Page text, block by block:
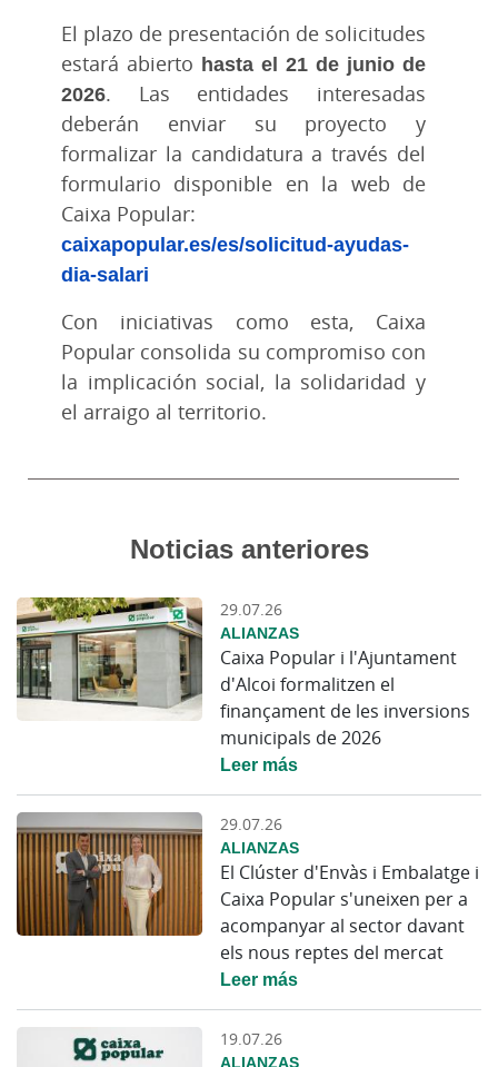
El plazo de presentación de solicitudes
estará abierto hasta el 21 de junio de
2026. Las entidades interesadas
deberán enviar su proyecto y
formalizar la candidatura a través del
formulario disponible en la web de
Caixa Popular:
caixapopular.es/es/solicitud-ayudas-
dia-salari
Con iniciativas como esta, Caixa
Popular consolida su compromiso con
la implicación social, la solidaridad y
el arraigo al territorio.
Noticias anteriores
29.07.26
ALIANZAS
Caixa Popular i l'Ajuntament
d'Alcoi formalitzen el
finançament de les inversions
municipals de 2026
Leer más
29.07.26
ALIANZAS
El Clúster d'Envàs i Embalatge i
Caixa Popular s'uneixen per a
acompanyar al sector davant
els nous reptes del mercat
Leer más
19.07.26
ALIANZAS